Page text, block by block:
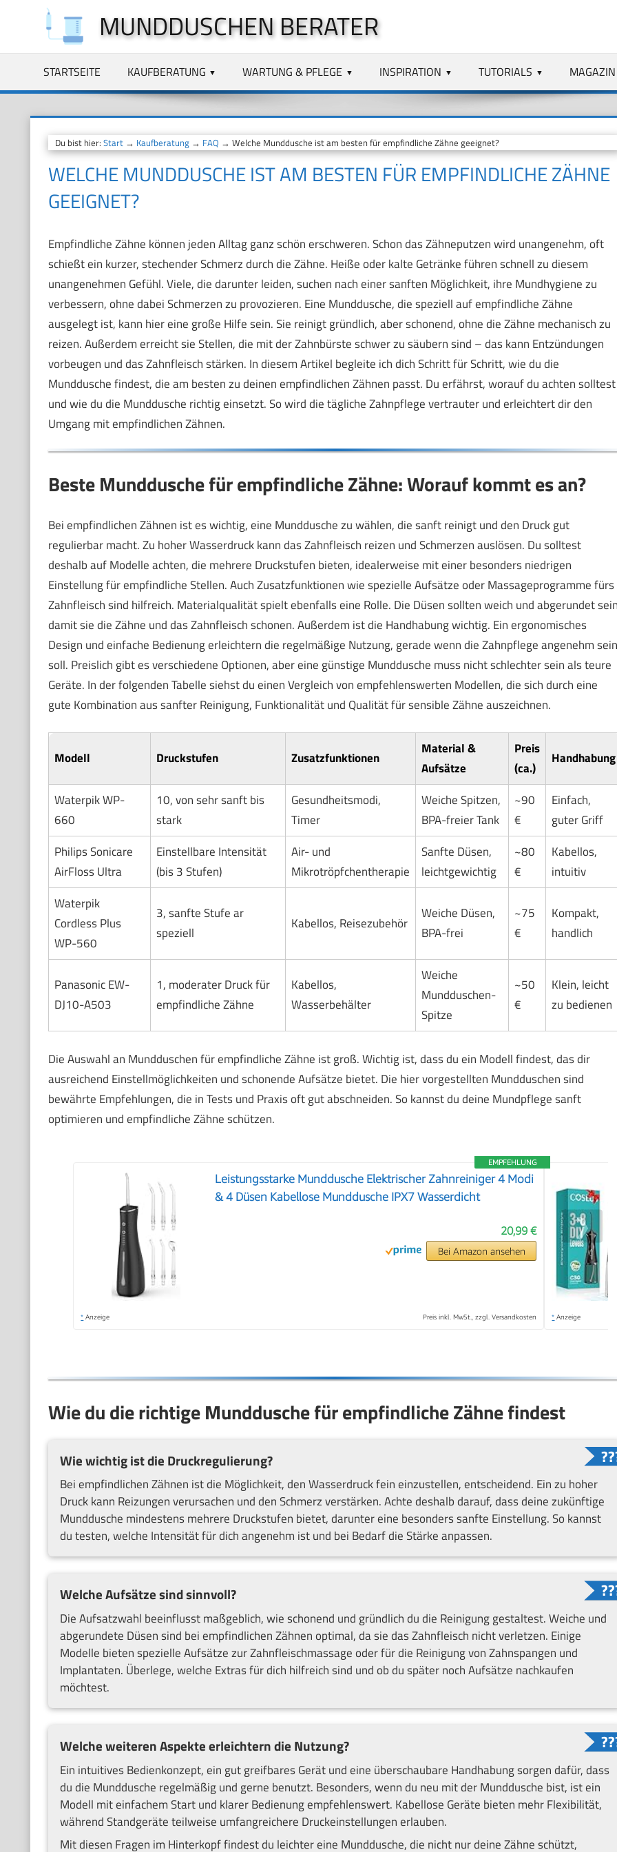
springen
MUNDDUSCHEN BERATER
STARTSEITE KAUFBERATUNG WARTUNG & PFLEGE INSPIRATION TUTORIALS MAGAZIN
Du bist hier: Start→ Kaufberatung→ FAQ → Welche Munddusche ist am besten für empfindliche Zähne geeignet?
WELCHE MUNDDUSCHE IST AM BESTEN FÜR EMPFINDLICHE ZÄHNE
GEEIGNET?
Empfindliche Zähne können jeden Alltag ganz schön erschweren. Schon das Zähneputzen wird unangenehm, oft
schießt ein kurzer, stechender Schmerz durch die Zähne. Heiße oder kalte Getränke führen schnell zu diesem
unangenehmen Gefühl. Viele, die darunter leiden, suchen nach einer sanften Möglichkeit, ihre Mundhygiene zu
verbessern, ohne dabei Schmerzen zu provozieren. Eine Munddusche, die speziell auf empfindliche Zähne
ausgelegt ist, kann hier eine große Hilfe sein. Sie reinigt gründlich, aber schonend, ohne die Zähne mechanisch zu
reizen. Außerdem erreicht sie Stellen, die mit der Zahnbürste schwer zu säubern sind – das kann Entzündungen
vorbeugen und das Zahnfleisch stärken. In diesem Artikel begleite ich dich Schritt für Schritt, wie du die
Munddusche findest, die am besten zu deinen empfindlichen Zähnen passt. Du erfährst, worauf du achten solltest
und wie du die Munddusche richtig einsetzt. So wird die tägliche Zahnpflege vertrauter und erleichtert dir den
Umgang mit empfindlichen Zähnen.
Beste Munddusche für empfindliche Zähne: Worauf kommt es an?
Bei empfindlichen Zähnen ist es wichtig, eine Munddusche zu wählen, die sanft reinigt und den Druck gut
regulierbar macht. Zu hoher Wasserdruck kann das Zahnfleisch reizen und Schmerzen auslösen. Du solltest
deshalb auf Modelle achten, die mehrere Druckstufen bieten, idealerweise mit einer besonders niedrigen
Einstellung für empfindliche Stellen. Auch Zusatzfunktionen wie spezielle Aufsätze oder Massageprogramme fürs
Zahnfleisch sind hilfreich. Materialqualität spielt ebenfalls eine Rolle. Die Düsen sollten weich und abgerundet
damit sie die Zähne und das Zahnfleisch schonen. Außerdem ist die Handhabung wichtig. Ein ergonomisches
Design und einfache Bedienung erleichtern die regelmäßige Nutzung, gerade wenn die Zahnpflege angenehm sein
soll. Preislich gibt es verschiedene Optionen, aber eine günstige Munddusche muss nicht schlechter sein als teure
Geräte. In der folgenden Tabelle siehst du einen Vergleich von empfehlenswerten Modellen, die sich durch eine
gute Kombination aus sanfter Reinigung, Funktionalität und Qualität für sensible Zähne auszeichnen.
Modell Druckstufen Zusatzfunktionen
Material &
Aufsätze
Preis
(ca.)
Handhabung
Waterpik WP-
660
10, von sehr sanft bis
stark
Gesundheitsmodi,
Timer
Weiche Spitzen,
BPA-freier Tank
~90
€
Einfach,
guter Griff
Philips Sonicare
AirFloss Ultra
Einstellbare Intensität
(bis 3 Stufen)
Air- und
Mikrotröpfchentherapie
Sanfte Düsen,
leichtgewichtig
~80
€
Kabellos,
intuitiv
Waterpik
Cordless Plus
WP-560
3, sanfte Stufe ar
speziell
Kabellos, Reisezubehör
Weiche Düsen,
BPA-frei
~75
€
Kompakt,
handlich
Panasonic EW-
DJ10-A503
1, moderater Druck für
empfindliche Zähne
Kabellos,
Wasserbehälter
Weiche
Mundduschen-
Spitze
~50
€
Klein, leicht
zu bedienen
Die Auswahl an Mundduschen für empfindliche Zähne ist groß. Wichtig ist, dass du ein Modell findest, das dir
ausreichend Einstellmöglichkeiten und schonende Aufsätze bietet. Die hier vorgestellten Mundduschen sind
bewährte Empfehlungen, die in Tests und Praxis oft gut abschneiden. So kannst du deine Mundpflege sanft
optimieren und empfindliche Zähne schützen.
EMPFEHLUNG
Leistungsstarke Munddusche Elektrischer Zahnreiniger 4 Modi
& 4 Düsen Kabellose Munddusche IPX7 Wasserdicht
20,99 €
Bei Amazon ansehen
* Anzeige Preis inkl. MwSt., zzgl. Versandkosten * Anzeige
❯
Wie du die richtige Munddusche für empfindliche Zähne findest
Wie wichtig ist die Druckregulierung?
Bei empfindlichen Zähnen ist die Möglichkeit, den Wasserdruck fein einzustellen, entscheidend. Ein zu hoher
Druck kann Reizungen verursachen und den Schmerz verstärken. Achte deshalb darauf, dass deine zukünftige
Munddusche mindestens mehrere Druckstufen bietet, darunter eine besonders sanfte Einstellung. So kannst
du testen, welche Intensität für dich angenehm ist und bei Bedarf die Stärke anpassen.
Welche Aufsätze sind sinnvoll?
Die Aufsatzwahl beeinflusst maßgeblich, wie schonend und gründlich du die Reinigung gestaltest. Weiche und
abgerundete Düsen sind bei empfindlichen Zähnen optimal, da sie das Zahnfleisch nicht verletzen. Einige
Modelle bieten spezielle Aufsätze zur Zahnfleischmassage oder für die Reinigung von Zahnspangen und
Implantaten. Überlege, welche Extras für dich hilfreich sind und ob du später noch Aufsätze nachkaufen
möchtest.
Welche weiteren Aspekte erleichtern die Nutzung?
Ein intuitives Bedienkonzept, ein gut greifbares Gerät und eine überschaubare Handhabung sorgen dafür, dass
du die Munddusche regelmäßig und gerne benutzt. Besonders, wenn du neu mit der Munddusche bist, ist ein
Modell mit einfachem Start und klarer Bedienung empfehlenswert. Kabellose Geräte bieten mehr Flexibilität,
während Standgeräte teilweise umfangreichere Druckeinstellungen erlauben.
Mit diesen Fragen im Hinterkopf findest du leichter eine Munddusche, die nicht nur deine Zähne schützt,